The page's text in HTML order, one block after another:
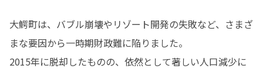
大鰐町は、バブル崩壊やリゾート開発の失敗など、さまざ
まな要因から一時期財政難に陥りました。
2015年に脱却したものの、依然として著しい人口減少に